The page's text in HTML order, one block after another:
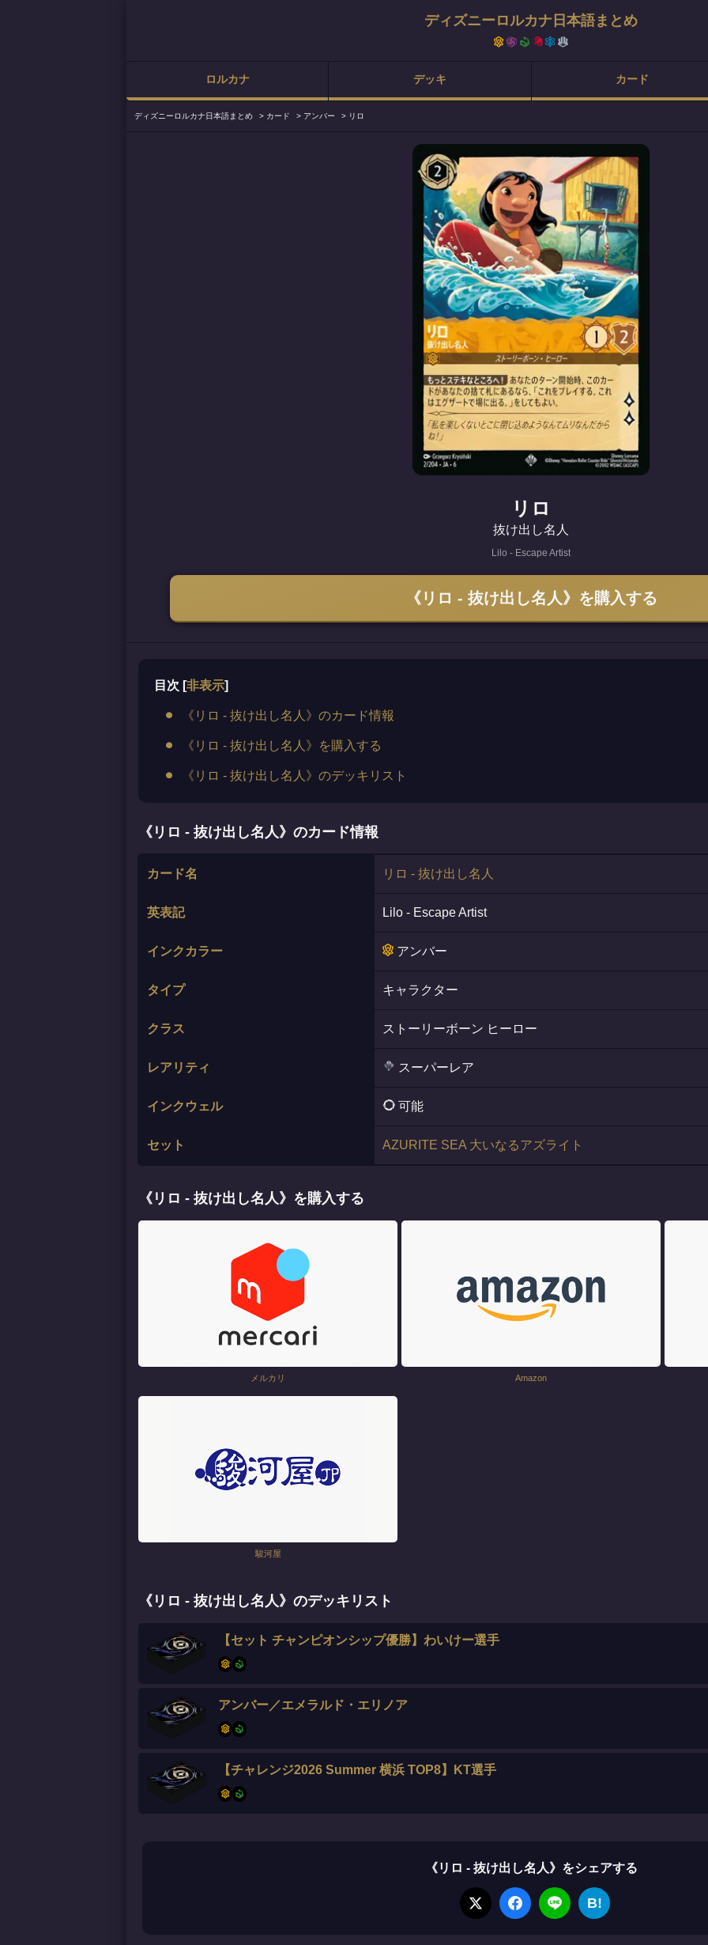
ディズニーロルカナ日本語まとめ
ロルカナ デッキ カード
ディズニーロルカナ日本語まとめ > カード > アンバー > リロ
リロ
抜け出し名人
Lilo - Escape Artist
《リロ - 抜け出し名人》を購入する
目次 [非表示]
《リロ - 抜け出し名人》のカード情報
《リロ - 抜け出し名人》を購入する
《リロ - 抜け出し名人》のデッキリスト
《リロ - 抜け出し名人》のカード情報
カード名 リロ - 抜け出し名人
英表記 Lilo - Escape Artist
インクカラー アンバー
タイプ キャラクター
クラス ストーリーボーン ヒーロー
レアリティ スーパーレア
インクウェル 可能
セット AZURITE SEA 大いなるアズライト
《リロ - 抜け出し名人》を購入する
メルカリ Amazon
駿河屋
《リロ - 抜け出し名人》のデッキリスト
【セット チャンピオンシップ優勝】わいけー選手
アンバー／エメラルド・エリノア
【チャレンジ2026 Summer 横浜 TOP8】KT選手
《リロ - 抜け出し名人》をシェアする
B!